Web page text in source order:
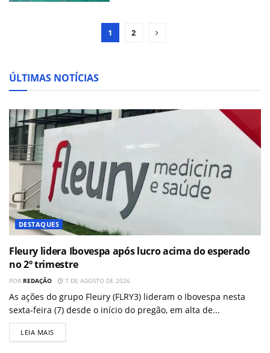
1 2
ÚLTIMAS NOTÍCIAS
DESTAQUES
Fleury lidera Ibovespa após lucro acima do esperado
no 2º trimestre
POR REDAÇÃO 7 DE AGOSTO DE 2026
As ações do grupo Fleury (FLRY3) lideram o Ibovespa nesta
sexta-feira (7) desde o início do pregão, em alta de...
LEIA MAIS